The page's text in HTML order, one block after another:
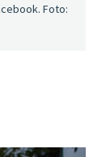
Foto: